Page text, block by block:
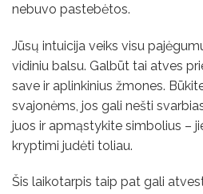
nebuvo pastebėtos.
Jūsų intuicija veiks visu
vidiniu balsu. Galbūt tai atves
save ir aplinkinius žmones.
svajonėms, jos gali nešti
juos ir apmąstykite simbolius –
kryptimi judėti toliau.
Šis laikotarpis taip pat gali